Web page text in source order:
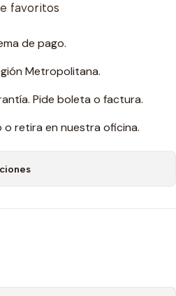
favoritos
de pago.
Metropolitana.
Pide boleta o factura.
retira en nuestra oficina.